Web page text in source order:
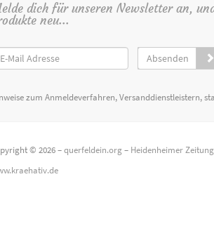
dich für unseren Newsletter an,
neu...
Absenden
zum Anmeldeverfahren, Versanddienstleistern,
© 2026 –querfeldein.org– Heidenheimer